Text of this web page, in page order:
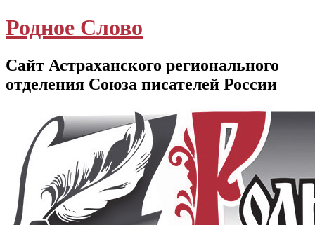
Родное Слово
Сайт Астраханского регионального
отделения Союза писателей России